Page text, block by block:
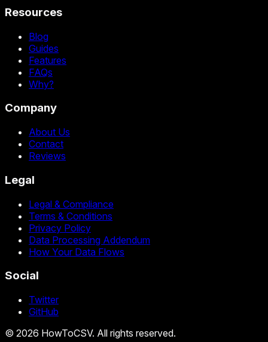
Resources
Blog
Guides
Features
FAQs
Why?
Company
About Us
Contact
Reviews
Legal
Legal & Compliance
Terms & Conditions
Privacy Policy
Data Processing Addendum
How Your Data Flows
Social
Twitter
GitHub
© 2026 HowToCSV. All rights reserved.